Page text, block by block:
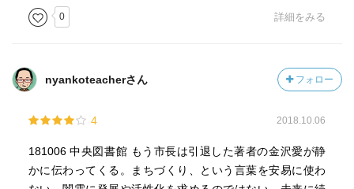
0 詳細をみる
nyankoteacherさん フォロー
4 2018.10.06
181006 中央図書館 もう市長は引退した著者の金沢愛が静
かに伝わってくる。まちづくり、という言葉を安易に使わ